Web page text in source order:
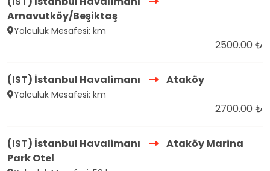
Arnavutköy/Beşiktaş
Yolculuk Mesafesi: km
2500.00 ₺
(IST) İstanbul Havalimanı Ataköy
Yolculuk Mesafesi: km
2700.00 ₺
(IST) İstanbul Havalimanı
Ataköy Marina
Park Otel